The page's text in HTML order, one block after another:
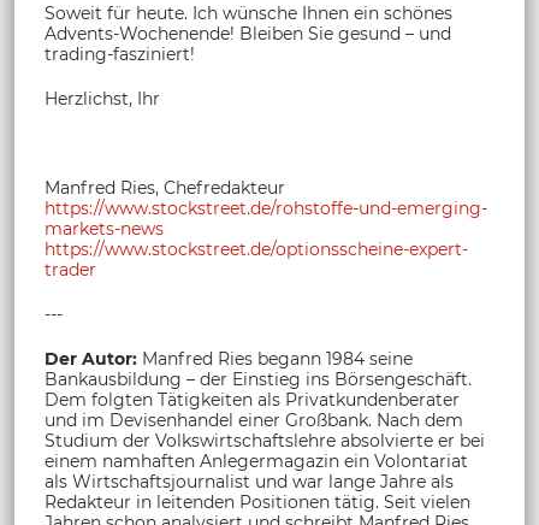
Soweit für heute. Ich wünsche Ihnen ein schönes
Advents-Wochenende! Bleiben Sie gesund – und
trading-fasziniert!
Herzlichst, Ihr
Manfred Ries, Chefredakteur
https://www.stockstreet.de/rohstoffe-und-emerging-
markets-news
https://www.stockstreet.de/optionsscheine-expert-
trader
---
Der Autor: Manfred Ries begann 1984 seine
Bankausbildung – der Einstieg ins Börsengeschäft.
Dem folgten Tätigkeiten als Privatkundenberater
und im Devisenhandel einer Großbank. Nach dem
Studium der Volkswirtschaftslehre absolvierte er bei
einem namhaften Anlegermagazin ein Volontariat
als Wirtschaftsjournalist und war lange Jahre als
Redakteur in leitenden Positionen tätig. Seit vielen